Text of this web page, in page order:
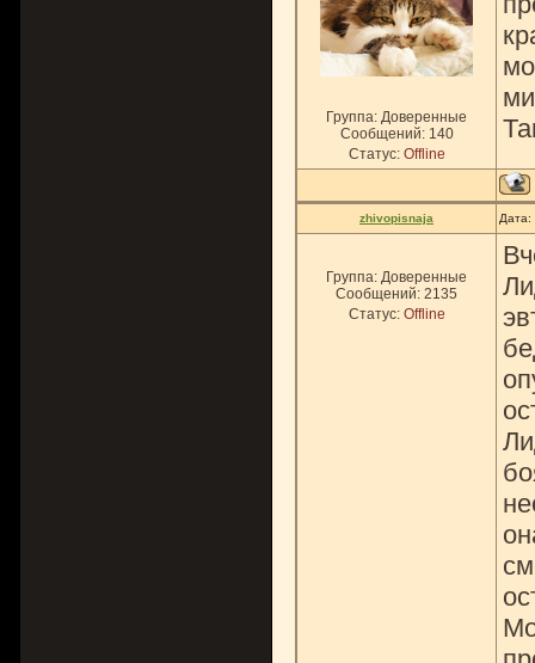
Группа: Доверенные
Сообщений: 140
Статус: Offline
zhivopisnaja Дата:
Группа: Доверенные
Сообщений: 2135
Статус: Offline